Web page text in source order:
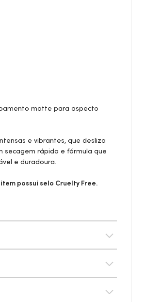
matte para aspecto
e vibrantes, que desliza
secagem rápida e fórmula que
e duradoura.
possui selo Cruelty Free.